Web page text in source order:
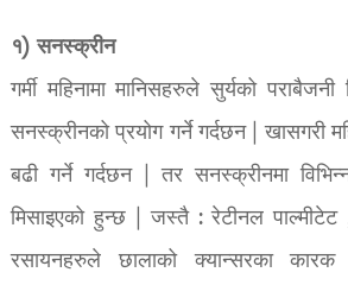
१) सनस्क्रीन
गर्मी महिनामा मानिसहरुले सुर्यको
सनस्क्रीनको प्रयोग गर्ने गर्दछन | खासगरी
बढी गर्ने गर्दछन | तर सनस्क्रीनमा
मिसाइएको हुन्छ | जस्तै : रेटीनल
रसायनहरुले छालाको क्यान्सरका